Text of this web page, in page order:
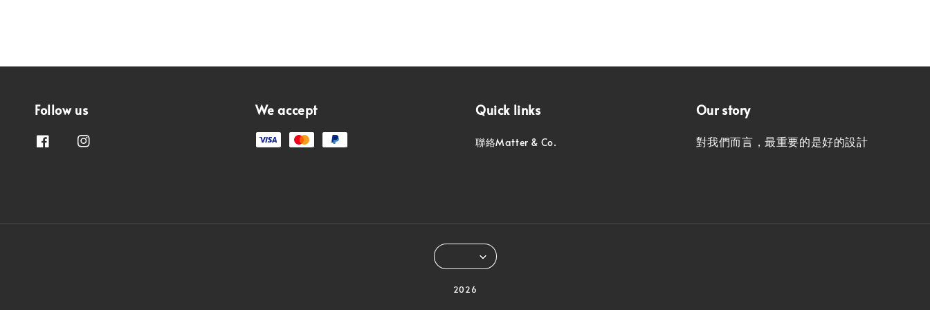
Follow us We accept Quick links
聯絡Matter & Co.
Our story
對我們而言，最重要的是好的設計
2026